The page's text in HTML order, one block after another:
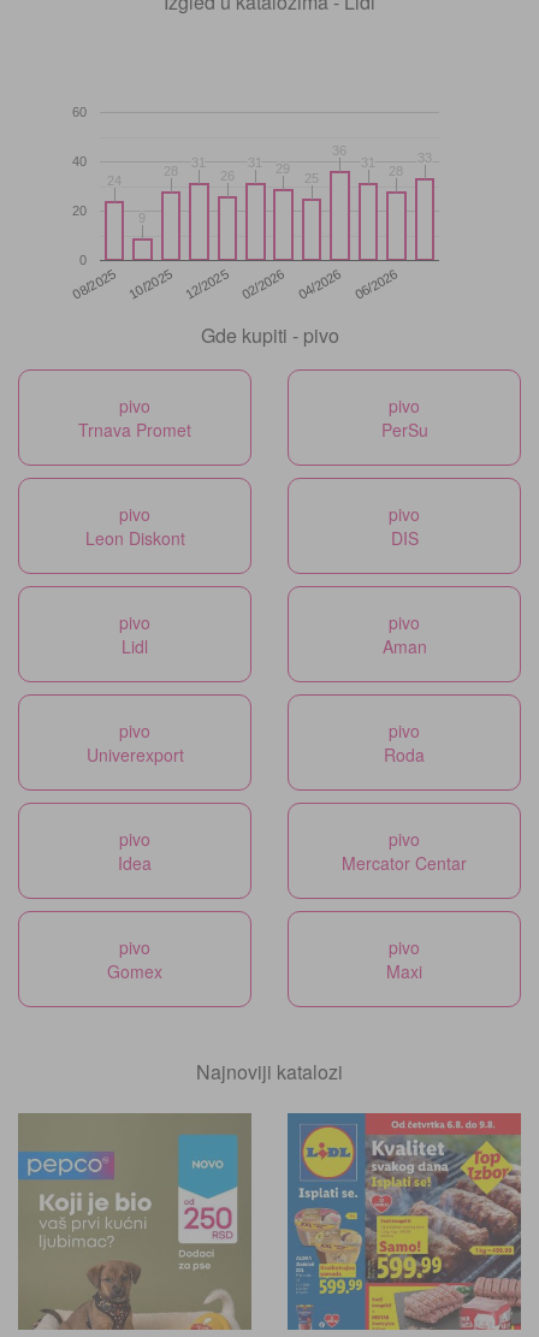
08/2025 10/2025 12/2025 02/2026 04/2026 06/2026
0
20
40
60
24
24
99
28
28
31
31
26
26
31
31 29
29
25
25
36
36
31
31
28
28
33
33
Gde kupiti - pivo
pivo
Trnava Promet
pivo
PerSu
pivo
Leon Diskont
pivo
DIS
pivo
Lidl
pivo
Aman
pivo
Univerexport
pivo
Roda
pivo
Idea
pivo
Mercator Centar
pivo
Gomex
pivo
Maxi
Najnoviji katalozi